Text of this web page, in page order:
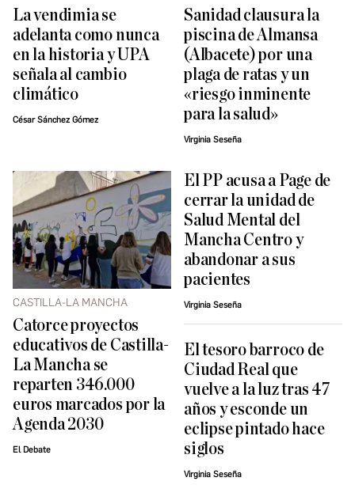
La vendimia se
adelanta como nunca
en la historia y UPA
señala al cambio
climático
César Sánchez Gómez
Sanidad clausura la
piscina de Almansa
(Albacete) por una
plaga de ratas y un
«riesgo inminente
para la salud»
Virginia Seseña
CASTILLA-LA MANCHA
Catorce proyectos
educativos de Castilla-
La Mancha se
reparten 346.000
euros marcados por la
Agenda 2030
El Debate
El PP acusa a Page de
cerrar la unidad de
Salud Mental del
Mancha Centro y
abandonar a sus
pacientes
Virginia Seseña
El tesoro barroco de
Ciudad Real que
vuelve a la luz tras 47
años y esconde un
eclipse pintado hace
siglos
Virginia Seseña